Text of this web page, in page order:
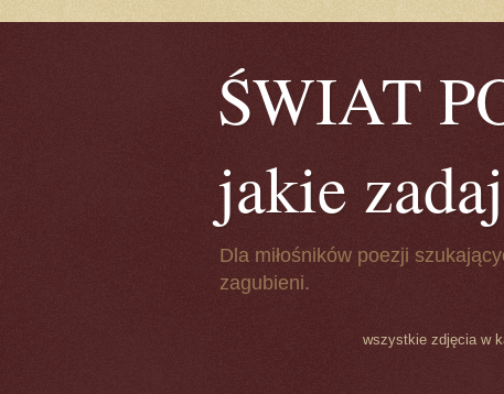
ŚWIAT
jakie
Dla miłośników poezji
zagubieni.
wszystkie zdjęcia w